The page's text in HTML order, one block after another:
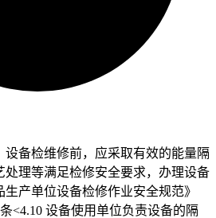
设备检维修前，应采取有效的能量隔
处理等满足检修安全要求，办理设备
产单位设备检修作业安全规范》
条<4.10 设备使用单位负责设备的隔